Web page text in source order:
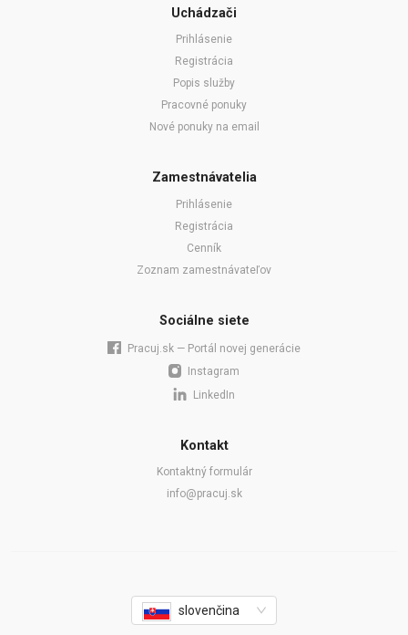
Uchádzači
Prihlásenie
Registrácia
Popis služby
Pracovné ponuky
Nové ponuky na email
Zamestnávatelia
Prihlásenie
Registrácia
Cenník
Zoznam zamestnávateľov
Sociálne siete
Pracuj.sk — Portál novej generácie
Instagram
LinkedIn
Kontakt
Kontaktný formulár
info@pracuj.sk
slovenčina